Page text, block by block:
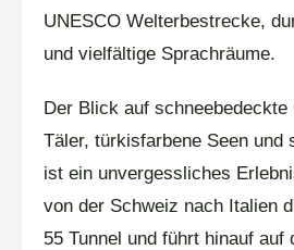
UNESCO Welterbestrecke,
und vielfältige Sprachräume.
Der Blick auf
Täler, türkisfarbene Seen und
ist ein unvergessliches
von der Schweiz nach Italien
55 Tunnel und führt hinauf auf